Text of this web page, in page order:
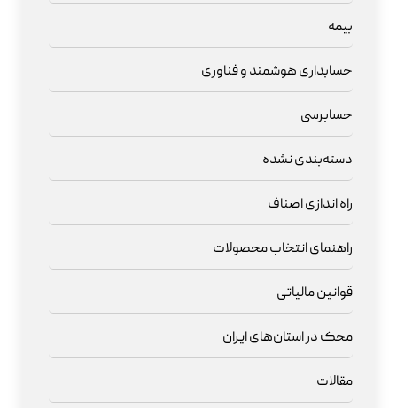
بیمه
حسابداری هوشمند و فناوری
حسابرسی
دسته‌بندی نشده
راه اندازی اصناف
راهنمای انتخاب محصولات
قوانین مالیاتی
محک در استان‌های ایران
مقالات